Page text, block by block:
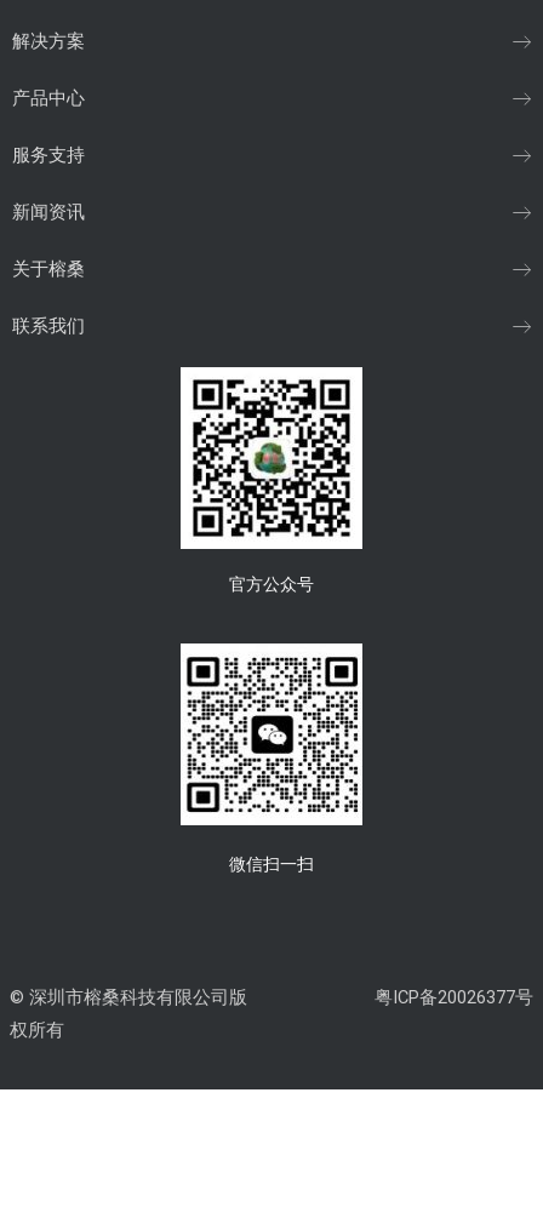
解决方案
产品中心
服务支持
新闻资讯
关于榕桑
联系我们
官方公众号
微信扫一扫
© 深圳市榕桑科技有限公司版
权所有
粤ICP备20026377号